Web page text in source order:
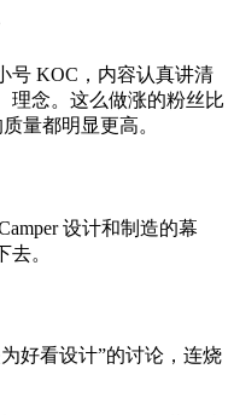
号 KOC，内容认真讲清
理念。这么做涨的粉丝比
量都明显更高。
设计和制造的幕
。
好看设计”的讨论，连烧